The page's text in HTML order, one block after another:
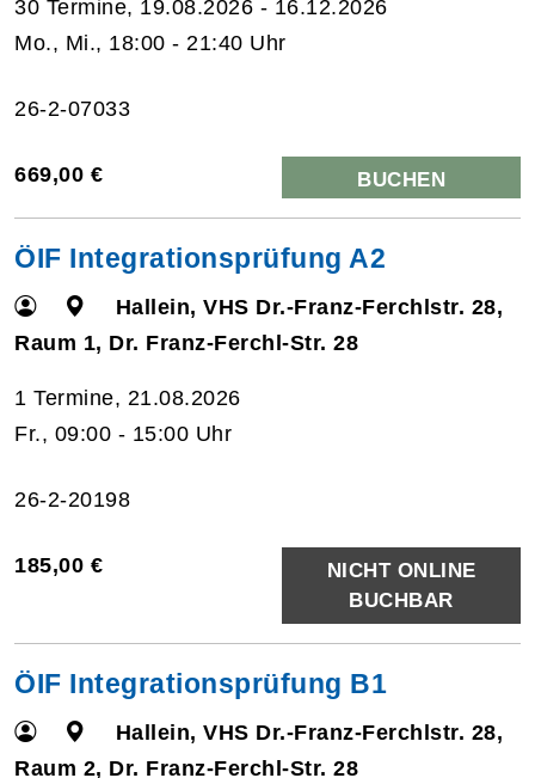
30 Termine, 19.08.2026 - 16.12.2026
Mo., Mi., 18:00 - 21:40 Uhr
26-2-07033
669,00 € BUCHEN
ÖIF Integrationsprüfung A2
Hallein, VHS Dr.-Franz-Ferchlstr. 28,
Raum 1, Dr. Franz-Ferchl-Str. 28
1 Termine, 21.08.2026
Fr., 09:00 - 15:00 Uhr
26-2-20198
185,00 €
NICHT ONLINE
BUCHBAR
ÖIF Integrationsprüfung B1
Hallein, VHS Dr.-Franz-Ferchlstr. 28,
Raum 2, Dr. Franz-Ferchl-Str. 28